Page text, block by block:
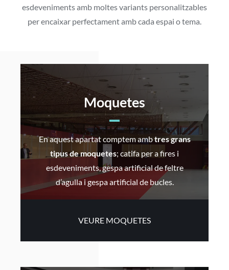
esdeveniments amb moltes variants personalitzables
per encaixar perfectament amb cada espai o tema.
Moquetes
En aquest apartat comptem ambtres grans
tipus de moquetes; catifa per a fires i
esdeveniments, gespa artificial de feltre
d’agulla i gespa artificial de bucles.
VEURE MOQUETES